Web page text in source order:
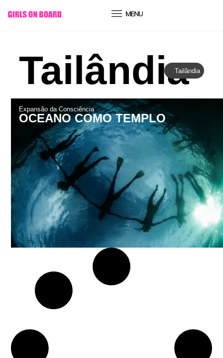
conteúdo
Tailândia
Tailândia
Expansão da Consciência
OCEANO COMO TEMPLO